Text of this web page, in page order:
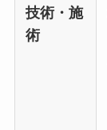
技術・施
術